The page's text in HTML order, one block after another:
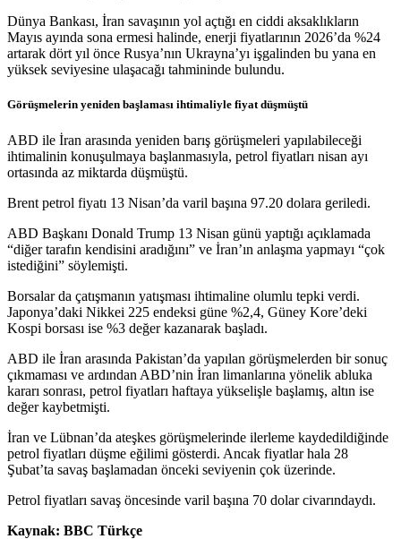
Dünya Bankası, İran savaşının yol açtığı en ciddi aksaklıkların
Mayıs ayında sona ermesi halinde, enerji fiyatlarının 2026’da %24
artarak dört yıl önce Rusya’nın Ukrayna’yı işgalinden bu yana en
yüksek seviyesine ulaşacağı tahmininde bulundu.
Görüşmelerin yeniden başlaması ihtimaliyle fiyat düşmüştü
ABD ile İran arasında yeniden barış görüşmeleri yapılabileceği
ihtimalinin konuşulmaya başlanmasıyla, petrol fiyatları nisan ayı
ortasında az miktarda düşmüştü.
Brent petrol fiyatı 13 Nisan’da varil başına 97.20 dolara geriledi.
ABD Başkanı Donald Trump 13 Nisan günü yaptığı açıklamada
“diğer tarafın kendisini aradığını” ve İran’ın anlaşma yapmayı “çok
istediğini” söylemişti.
Borsalar da çatışmanın yatışması ihtimaline olumlu tepki verdi.
Japonya’daki Nikkei 225 endeksi güne %2,4, Güney Kore’deki
Kospi borsası ise %3 değer kazanarak başladı.
ABD ile İran arasında Pakistan’da yapılan görüşmelerden bir sonuç
çıkmaması ve ardından ABD’nin İran limanlarına yönelik abluka
kararı sonrası, petrol fiyatları haftaya yükselişle başlamış, altın ise
değer kaybetmişti.
İran ve Lübnan’da ateşkes görüşmelerinde ilerleme kaydedildiğinde
petrol fiyatları düşme eğilimi gösterdi. Ancak fiyatlar hala 28
Şubat’ta savaş başlamadan önceki seviyenin çok üzerinde.
Petrol fiyatları savaş öncesinde varil başına 70 dolar civarındaydı.
Kaynak: BBC Türkçe